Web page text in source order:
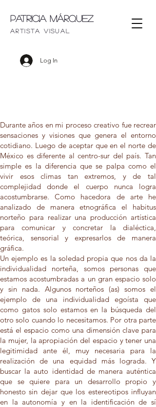
Patricia Márquez
artista visu al
Log In
Durante años en mi proceso creativo fue recrear
sensaciones y visiones que genera el entorno
cotidiano. Luego de aceptar que en el norte de
México es diferente al centro-sur del país. Tan
simple es la diferencia que se palpa como el
vivir esos climas tan extremos, y de tal
complejidad donde el cuerpo nunca logra
acostumbrarse. Como hacedora de arte he
analizado de manera etnográfica el habitus
norteño para realizar una producción artística
para comunicar y concretar la dialéctica,
teórica, sensorial y expresarlos de manera
gráfica.
Un ejemplo es la soledad propia que nos da la
individualidad norteña, somos personas que
estamos acostumbradas a un gran espacio solo
y sin nada. Algunos norteños (as) somos el
ejemplo de una individualidad egoísta que
como gatos solo estamos en la búsqueda del
otro solo cuando lo necesitamos. Por otra parte
está el espacio como una dimensión clave para
la mujer, la apropiación del espacio y tener una
legitimidad ante él, muy necesaria para la
realización de una equidad más lograda. Y
buscar la auto identidad de manera auténtica
que se quiere para un desarrollo propio y
honesto sin dejar que los estereotipos influyan
en la autonomía y en la identificación de sí